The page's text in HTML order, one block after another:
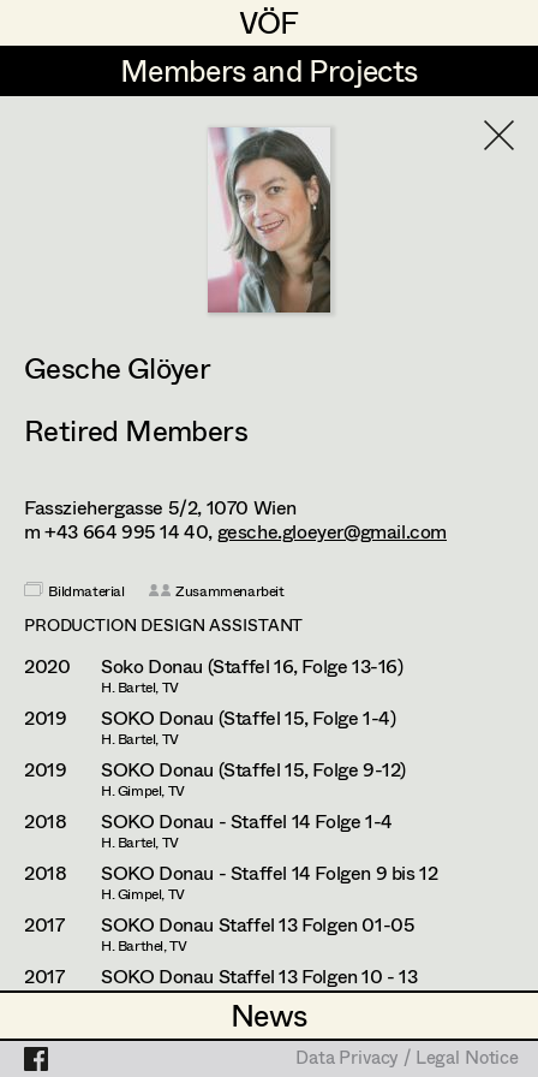
VÖF
VÖF
Members and Projects
Members and Projects
News
News
Art Department
Costume Department
Retired Members
Honorary Members
In Memoriam
Projects
Data Privacy / Legal Notice
Angelika Brendinger
Gesche Glöyer
Rudolf Hummel
Christian Kranfuss
Heidi Melinc
Zlatko Topolski
Thomas Vögel
Gesche Glöyer
Retired Members
Fassziehergasse 5/2,1070 Wien
m +43 664 995 14 40,gesche.gloeyer@gmail.com
Bildmaterial Zusammenarbeit
PRODUCTION DESIGN ASSISTANT
2020 Soko Donau (Staffel 16, Folge 13-16)
H. Bartel, TV
2019 SOKO Donau (Staffel 15, Folge 1-4)
H. Bartel, TV
2019 SOKO Donau (Staffel 15, Folge 9-12)
H. Gimpel, TV
2018 SOKO Donau - Staffel 14 Folge 1-4
H. Bartel, TV
2018 SOKO Donau - Staffel 14 Folgen 9 bis 12
H. Gimpel, TV
2017 SOKO Donau Staffel 13 Folgen 01-05
H. Barthel, TV
2017 SOKO Donau Staffel 13 Folgen 10 - 13
F. Tsitos, TV
H. Sicheritz, Cinema Data Privacy / Legal Notice